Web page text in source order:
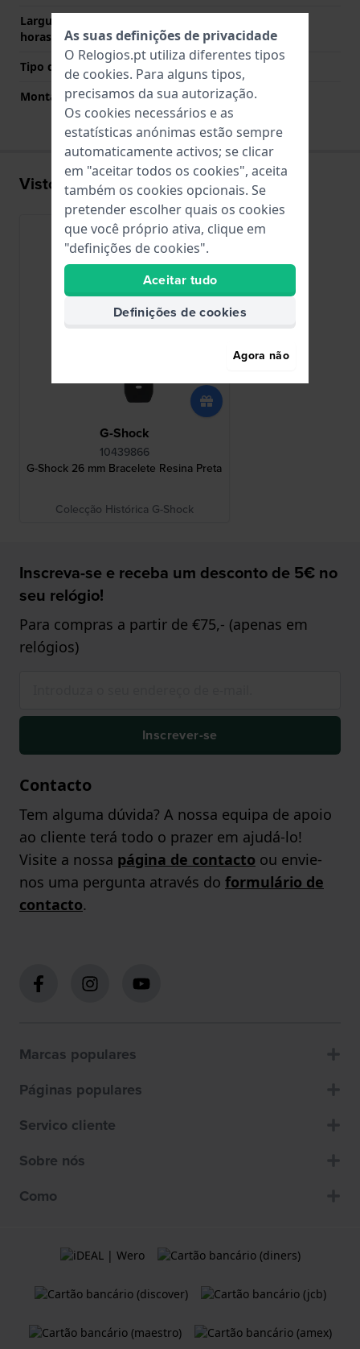
Largura de banda lado 6
horas (mm)
Tipo de montagem
Pinos de pressão
Montagem Reta
Não
Visto recentemente
G-Shock
10439866
G-Shock 26 mm Bracelete Resina Preta
Colecção Histórica G-Shock
Inscreva-se e receba um desconto de 5€ no
seu relógio!
Para compras a partir de €75,- (apenas em
relógios)
Inscrever-se
Contacto
Tem alguma dúvida? A nossa equipa de apoio
ao cliente terá todo o prazer em ajudá-lo!
Visite a nossa página de contacto ou envie-
nos uma pergunta através do formulário de
contacto.
Marcas populares
Páginas populares
Servico cliente
Sobre nós
Como
As suas definições de privacidade
O Relogios.pt utiliza diferentes tipos
de cookies. Para alguns tipos,
precisamos da sua autorização.
Os cookies necessários e as
estatísticas anónimas estão sempre
automaticamente activos; se clicar
em "aceitar todos os cookies", aceita
também os cookies opcionais. Se
pretender escolher quais os cookies
que você próprio ativa, clique em
"definições de cookies".
Aceitar tudo
Definições de cookies
Agora não